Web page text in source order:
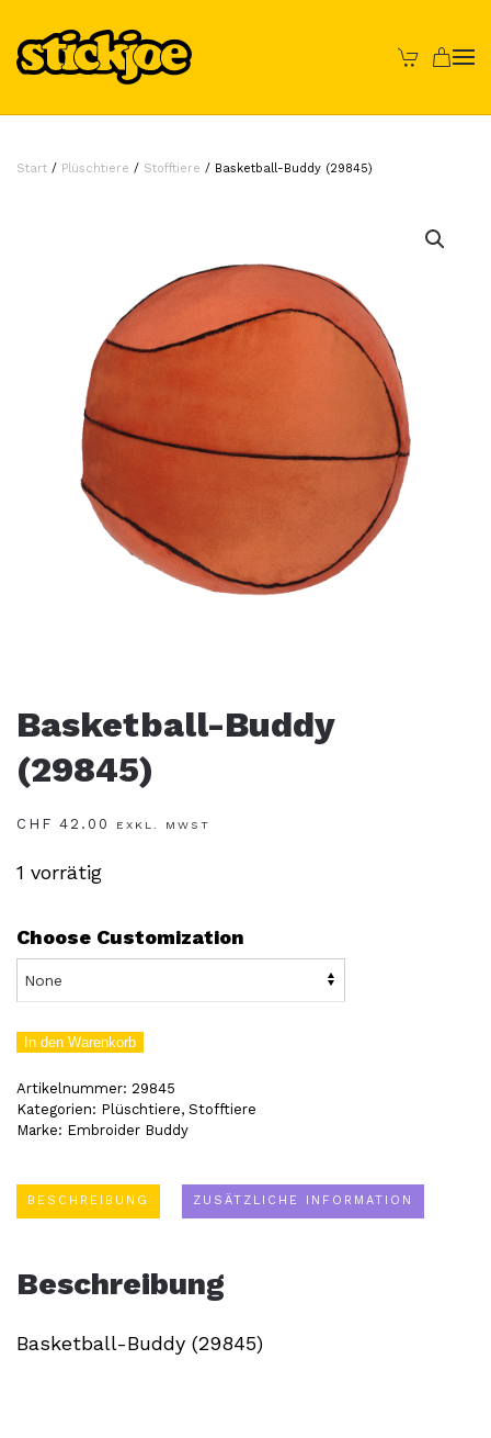
Skip to main content
Start / Plüschtiere / Stofftiere / Basketball-Buddy (29845)
Basketball-Buddy
(29845)
CHF 42.00 EXKL. MWST
1 vorrätig
Choose Customization
Basketball-
(29845)
Menge
In den Warenkorb
Artikelnummer: 29845
Kategorien: Plüschtiere, Stofftiere
Marke: Embroider Buddy
BESCHREIBUNG ZUSÄTZLICHE INFORMATION
Beschreibung
Basketball-Buddy (29845)